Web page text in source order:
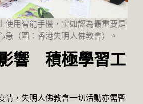
使用智能手機，宝如認為最重要是
急（圖：香港失明人佛教會）。
響 積極學習工
情，失明人佛教會一切活動亦需暫